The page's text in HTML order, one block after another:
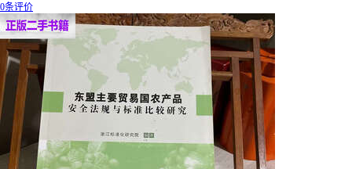
0条评价